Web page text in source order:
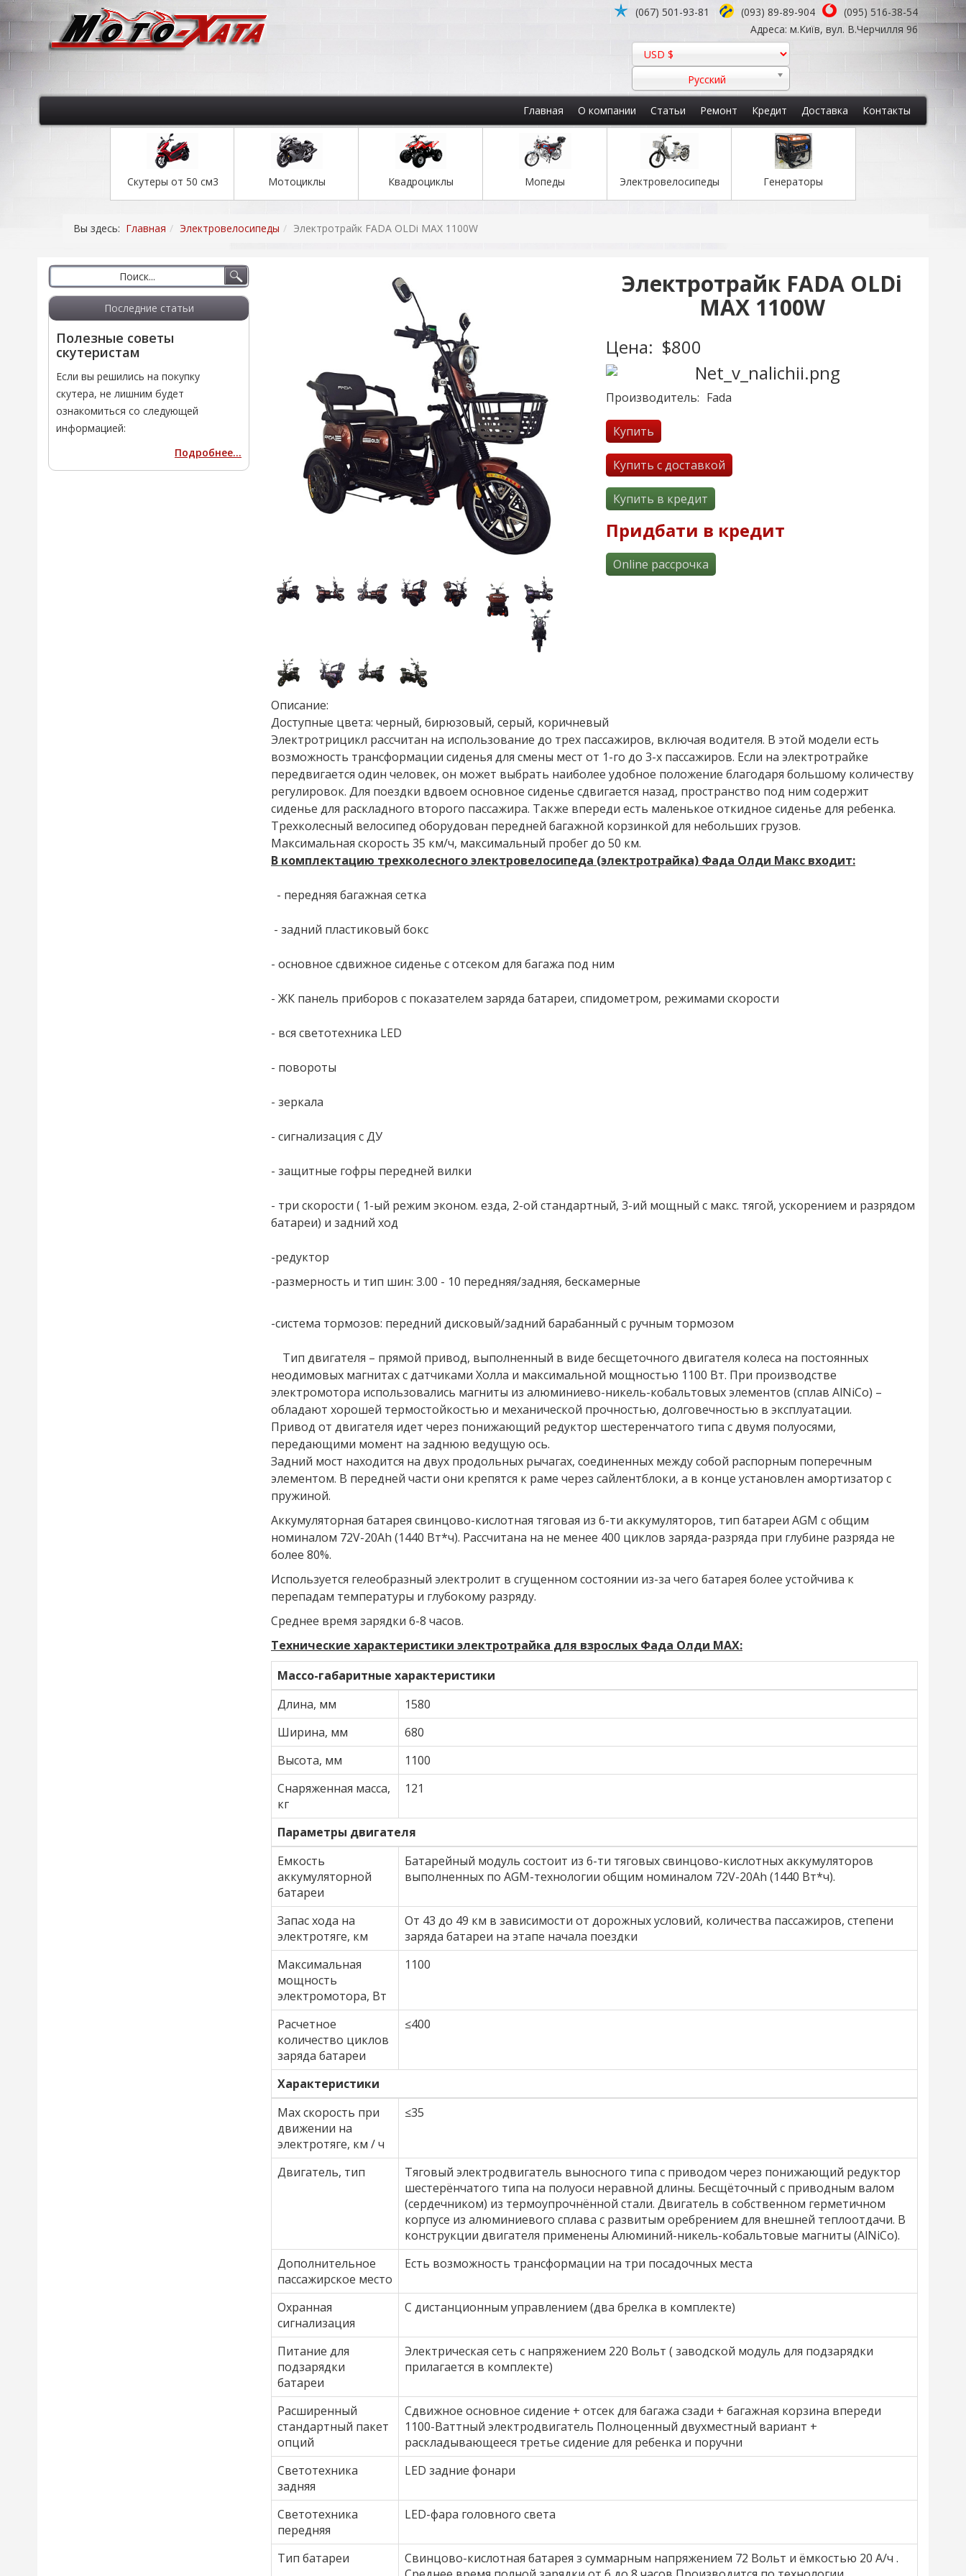
(067) 501-93-81 (093) 89-89-904
(095) 516-38-54
Адреса: м.Київ, вул. В.Черчилля 96
Русский
Главная О компании Статьи Ремонт Кредит Доставка Контакты
Скутеры от 50 см3 Мотоциклы Квадроциклы Мопеды Электровелосипеды Генераторы
Вы здесь: Главная Электровелосипеды Электротрайк FADA OLDi MAX 1100W
Последние статьи
Полезные советы
скутеристам
Если вы решились на покупку
скутера, не лишним будет
ознакомиться со следующей
информацией:
Подробнее...
Электротрайк FADA OLDi
MAX 1100W
Цена: $800
Производитель: Fada
Купить
Купить с доставкой
Купить в кредит
Придбати в кредит
Online рассрочка
Описание:
Доступные цвета: черный, бирюзовый, серый, коричневый
Электротрицикл рассчитан на использование до трех пассажиров, включая водителя. В этой модели есть
возможность трансформации сиденья для смены мест от 1-го до 3-х пассажиров. Если на электротрайке
передвигается один человек, он может выбрать наиболее удобное положение благодаря большому количеству
регулировок. Для поездки вдвоем основное сиденье сдвигается назад, пространство под ним содержит
сиденье для раскладного второго пассажира. Также впереди есть маленькое откидное сиденье для ребенка.
Трехколесный велосипед оборудован передней багажной корзинкой для небольших грузов.
Максимальная скорость 35 км/ч, максимальный пробег до 50 км.
В комплектацию трехколесного электровелосипеда (электротрайка) Фада Олди Макс входит:
- передняя багажная сетка
- задний пластиковый бокс
- основное сдвижное сиденье с отсеком для багажа под ним
- ЖК панель приборов с показателем заряда батареи, спидометром, режимами скорости
- вся светотехника LED
- повороты
- зеркала
- сигнализация с ДУ
- защитные гофры передней вилки
- три скорости ( 1-ый режим эконом. езда, 2-ой стандартный, 3-ий мощный с макс. тягой, ускорением и разрядом
батареи) и задний ход
-редуктор
-размерность и тип шин: 3.00 - 10 передняя/задняя, ​​бескамерные
-система тормозов: передний дисковый/задний барабанный с ручным тормозом
Тип двигателя – прямой привод, выполненный в виде бесщеточного двигателя колеса на постоянных
неодимовых магнитах с датчиками Холла и максимальной мощностью 1100 Вт. При производстве
электромотора использовались магниты из алюминиево-никель-кобальтовых элементов (сплав AlNiCo) –
обладают хорошей термостойкостью и механической прочностью, долговечностью в эксплуатации.
Привод от двигателя идет через понижающий редуктор шестеренчатого типа с двумя полуосями,
передающими момент на заднюю ведущую ось.
Задний мост находится на двух продольных рычагах, соединенных между собой распорным поперечным
элементом. В передней части они крепятся к раме через сайлентблоки, а в конце установлен амортизатор с
пружиной.
Аккумуляторная батарея свинцово-кислотная тяговая из 6-ти аккумуляторов, тип батареи AGM с общим
номиналом 72V-20Ah (1440 Вт*ч). Рассчитана на не менее 400 циклов заряда-разряда при глубине разряда не
более 80%.
Используется гелеобразный электролит в сгущенном состоянии из-за чего батарея более устойчива к
перепадам температуры и глубокому разряду.
Среднее время зарядки 6-8 часов.
Технические характеристики электротрайка для взрослых Фада Олди МАХ:
Массо-габаритные характеристики
Длина, мм
1580
Ширина, мм
680
Высота, мм
1100
Снаряженная масса,
кг
121
Параметры двигателя
Емкость
аккумуляторной
батареи
Батарейный модуль состоит из 6-ти тяговых свинцово-кислотных аккумуляторов
выполненных по AGM-технологии общим номиналом 72V-20Ah (1440 Вт*ч).
Запас хода на
электротяге, км
От 43 до 49 км в зависимости от дорожных условий, количества пассажиров, степени
заряда батареи на этапе начала поездки
Максимальная
мощность
электромотора, Вт
1100
Расчетное
количество циклов
заряда батареи
≤400
Характеристики
Max скорость при
движении на
электротяге, км / ч
≤35
Двигатель, тип
Тяговый электродвигатель выносного типа с приводом через понижающий редуктор
шестерёнчатого типа на полуоси неравной длины. Бесщёточный с приводным валом
(сердечником) из термоупрочнённой стали. Двигатель в собственном герметичном
корпусе из алюминиевого сплава с развитым оребрением для внешней теплоотдачи. В
конструкции двигателя применены Алюминий-никель-кобальтовые магниты (AlNiCo).
Дополнительное
пассажирское место
Есть возможность трансформации на три посадочных места
Охранная
сигнализация
С дистанционным управлением (два брелка в комплекте)
Питание для
подзарядки
батареи
Электрическая сеть с напряжением 220 Вольт ( заводской модуль для подзарядки
прилагается в комплекте)
Расширенный
стандартный пакет
опций
Сдвижное основное сидение + отсек для багажа сзади + багажная корзина впереди
1100-Ваттный электродвигатель Полноценный двухместный вариант +
раскладывающееся третье сидение для ребенка и поручни
Светотехника
задняя
LED задние фонари
Светотехника
передняя
LED-фара головного света
Тип батареи
Свинцово-кислотная батарея з суммарным напряжением 72 Вольт и ёмкостью 20 A/ч .